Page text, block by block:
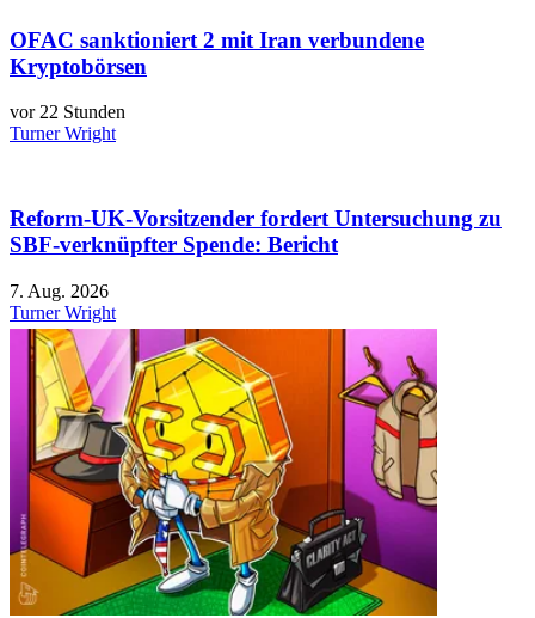
OFAC sanktioniert 2 mit Iran verbundene
Kryptobörsen
vor 22 Stunden
Turner Wright
Reform-UK-Vorsitzender fordert Untersuchung zu
SBF-verknüpfter Spende: Bericht
7. Aug. 2026
Turner Wright